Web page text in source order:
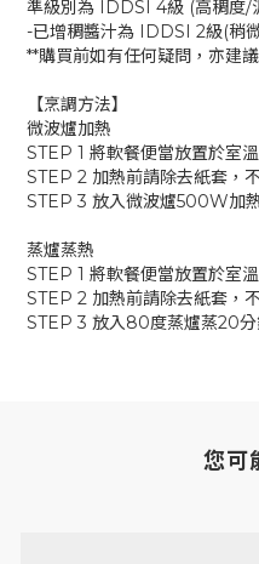
準級別為 IDDSI 4級 (高稠度/
-已增稠醬汁為 IDDSI 2級(稍
**購買前如有任何疑問，亦建
【烹調方法】
微波爐加熱
STEP 1 將軟餐便當放置於室
STEP 2 加熱前請除去紙套，
STEP 3 放入微波爐500W加
蒸爐蒸熱
STEP 1 將軟餐便當放置於室
STEP 2 加熱前請除去紙套，
STEP 3 放入80度蒸爐蒸20
您可